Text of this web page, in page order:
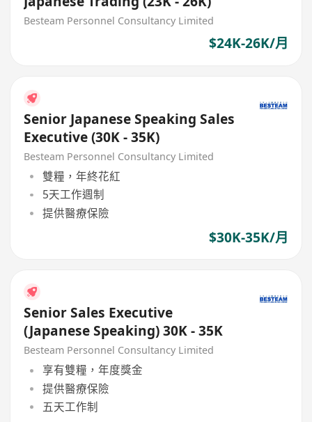
Besteam Personnel Consultancy Limited
$24K-26K/月
Senior Japanese Speaking Sales
Executive (30K - 35K)
Besteam Personnel Consultancy Limited
雙糧，年終花紅
5天工作週制
提供醫療保險
$30K-35K/月
Senior Sales Executive
(Japanese Speaking) 30K - 35K
Besteam Personnel Consultancy Limited
享有雙糧，年度獎金
提供醫療保險
五天工作制